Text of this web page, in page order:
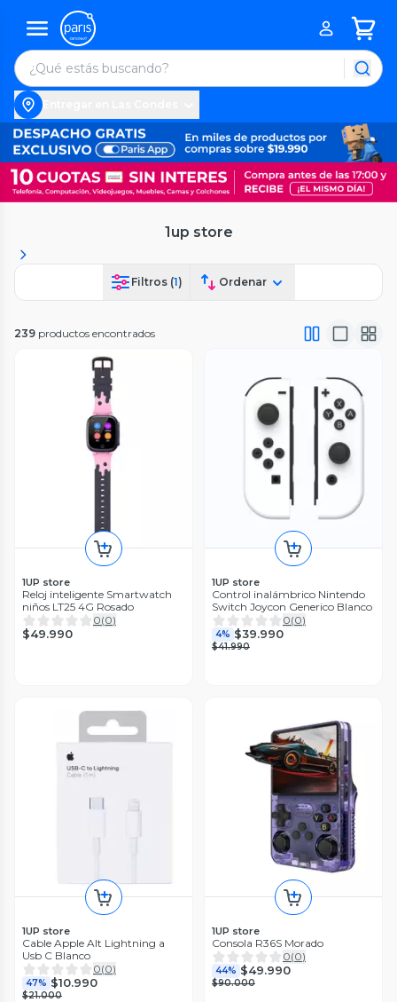
1up store
Filtros (1) Ordenar
239 productos encontrados
1UP store
Reloj inteligente Smartwatch
niños LT25 4G Rosado
0(0)
$49.990
1UP store
Control inalámbrico Nintendo
Switch Joycon Generico Blanco
0(0)
4% $39.990
$41.990
1UP store
Cable Apple Alt Lightning a
Usb C Blanco
0(0)
47% $10.990
$21.000
1UP store
Consola R36S Morado
0(0)
44% $49.990
$90.000